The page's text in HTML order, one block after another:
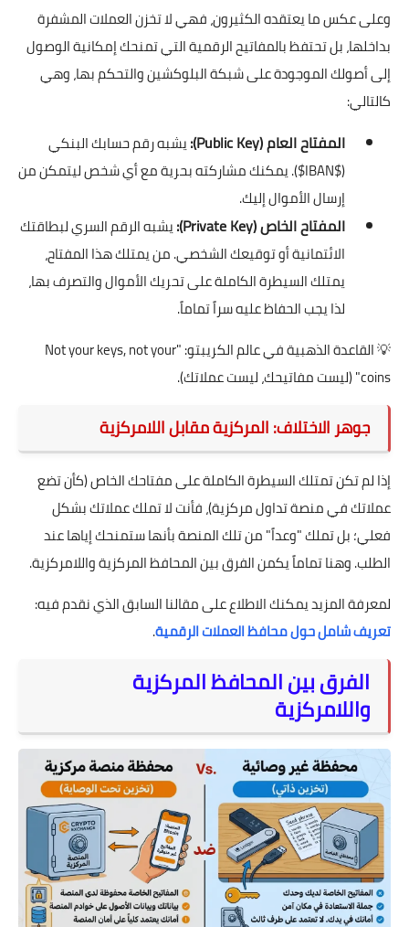
وعلى عكس ما يعتقده الكثيرون، فهي لا تخزن العملات المشفرة
بداخلها، بل تحتفظ بالمفاتيح الرقمية التي تمنحك إمكانية الوصول
إلى أصولك الموجودة على شبكة البلوكشين والتحكم بها، وهي
كالتالي:
المفتاح العام (Public Key):
يشبه رقم حسابك البنكي
($IBAN$). يمكنك مشاركته بحرية مع أي شخص ليتمكن من
إرسال الأموال إليك.
المفتاح الخاص (Private Key):
يشبه الرقم السري لبطاقتك
الائتمانية أو توقيعك الشخصي. من يمتلك هذا المفتاح،
يمتلك السيطرة الكاملة على تحريك الأموال والتصرف بها،
لذا يجب الحفاظ عليه سراً تماماً.
💡 القاعدة الذهبية في عالم الكريبتو: "Not your keys, not your
coins" (ليست مفاتيحك، ليست عملاتك).
جوهر الاختلاف: المركزية مقابل اللامركزية
إذا لم تكن تمتلك السيطرة الكاملة على مفتاحك الخاص (كأن تضع
عملاتك في منصة تداول مركزية)، فأنت لا تملك عملاتك بشكل
فعلي؛ بل تملك "وعداً" من تلك المنصة بأنها ستمنحك إياها عند
الطلب. وهنا تماماً يكمن الفرق بين المحافظ المركزية واللامركزية.
لمعرفة المزيد يمكنك الاطلاع على مقالنا السابق الذي نقدم فيه:
تعريف شامل حول محافظ العملات الرقمية.
الفرق بين المحافظ المركزية
واللامركزية